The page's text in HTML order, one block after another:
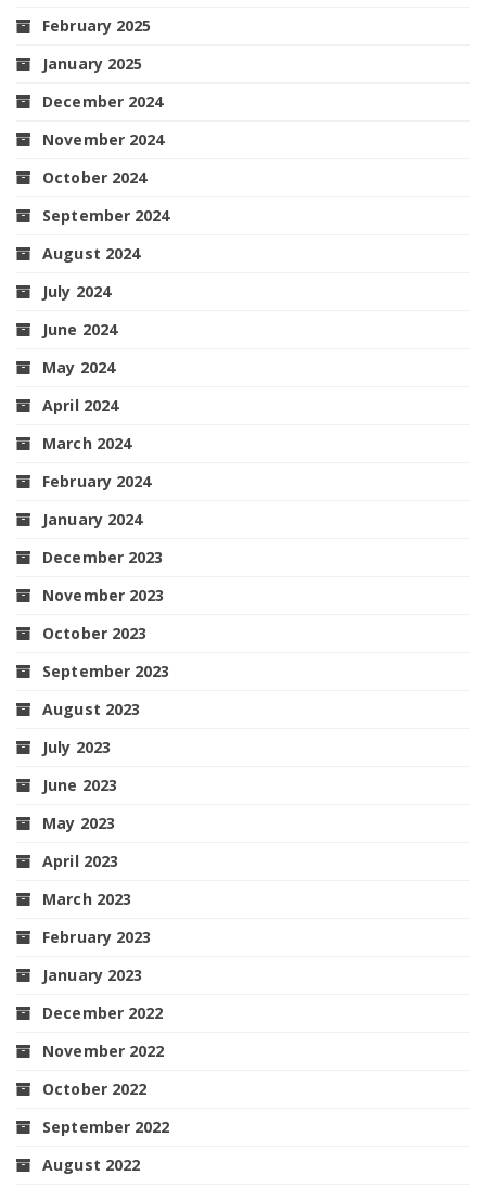
February 2025
January 2025
December 2024
November 2024
October 2024
September 2024
August 2024
July 2024
June 2024
May 2024
April 2024
March 2024
February 2024
January 2024
December 2023
November 2023
October 2023
September 2023
August 2023
July 2023
June 2023
May 2023
April 2023
March 2023
February 2023
January 2023
December 2022
November 2022
October 2022
September 2022
August 2022